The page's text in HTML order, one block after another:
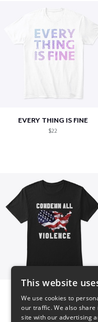
EVERY THING IS FINE
$22
$41
This website
We use cookies to
our traffic. We also
site with our advertising